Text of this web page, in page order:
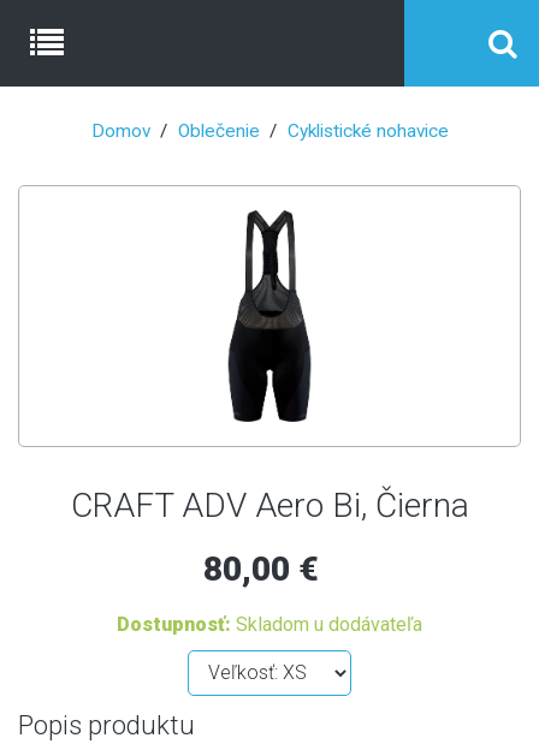
Domov Oblečenie Cyklistické nohavice
CRAFT ADV Aero Bi, Čierna
80,00 €
Dostupnosť: Skladom u dodávateľa
Popis produktu